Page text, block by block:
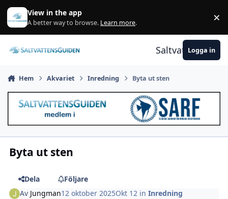
Gå till innehåll
View in the app
A better way to browse. Learn more. ×
Logga in
Hem Akvariet Inredning Byta ut sten
Byta ut sten
Dela
Följare
Av Jungman12 oktober 2025Okt 12 inInredning